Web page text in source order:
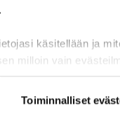
käsitellään ja
milloin vain
osa sivuston
Toiminnalliset